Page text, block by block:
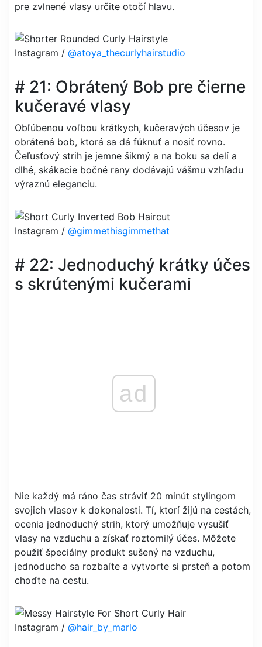
pre zvlnené vlasy určite otočí hlavu.
Instagram / @atoya_thecurlyhairstudio
# 21: Obrátený Bob pre čierne
kučeravé vlasy
Obľúbenou voľbou krátkych, kučeravých účesov je
obrátená bob, ktorá sa dá fúknuť a nosiť rovno.
Čeľusťový strih je jemne šikmý a na boku sa delí a
dlhé, skákacie bočné rany dodávajú vášmu vzhľadu
výraznú eleganciu.
Instagram / @gimmethisgimmethat
# 22: Jednoduchý krátky účes
s skrútenými kučerami
ad
Nie každý má ráno čas stráviť 20 minút stylingom
svojich vlasov k dokonalosti. Tí, ktorí žijú na cestách,
ocenia jednoduchý strih, ktorý umožňuje vysušiť
vlasy na vzduchu a získať roztomilý účes. Môžete
použiť špeciálny produkt sušený na vzduchu,
jednoducho sa rozbaľte a vytvorte si prsteň a potom
choďte na cestu.
Instagram / @hair_by_marlo